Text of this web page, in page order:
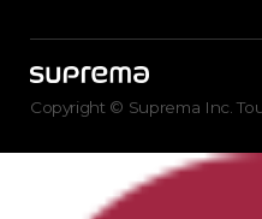
Copyright © Suprema Inc.